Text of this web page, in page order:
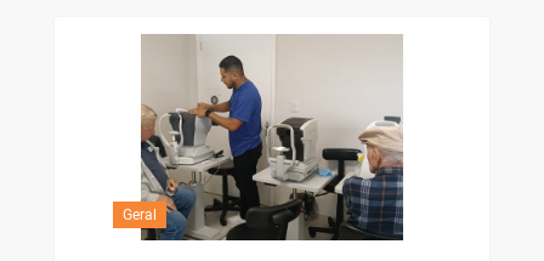
Geral